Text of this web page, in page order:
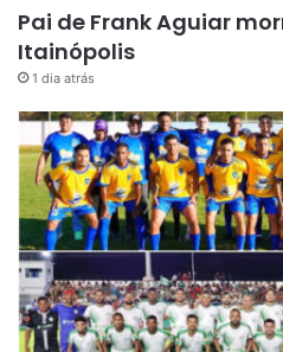
Pai de Frank Aguiar
Itainópolis
1 dia atrás